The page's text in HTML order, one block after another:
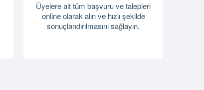
Üyelere ait tüm başvuru ve talepleri
online olarak alın ve hızlı şekilde
sonuçlandırılmasını sağlayın.